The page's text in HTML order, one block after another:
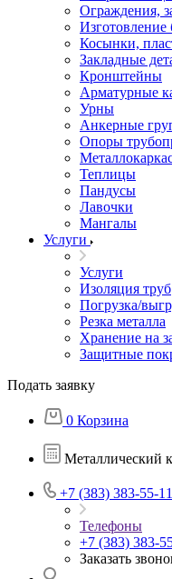
Ограждения,
Косынки,
Закладные
Кронштейны
Арматурные
Урны
Анкерные
Опоры
Теплицы
Пандусы
Лавочки
Мангалы
Услуги
Услуги
Изоляция труб
Погрузка/
Резка металла
Хранение на
Защитные
Подать заявку
0 Корзина
Металлический
+7 (383) 383-55-11
Телефоны
+7 (383) 383-
Заказать